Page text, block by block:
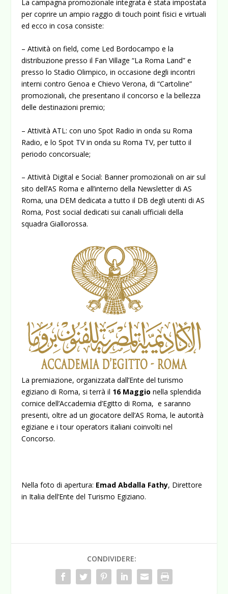
La campagna promozionale integrata è stata impostata
per coprire un ampio raggio di touch point fisici e virtuali
ed ecco in cosa consiste:
– Attività on field, come Led Bordocampo e la
distribuzione presso il Fan Village “La Roma Land” e
presso lo Stadio Olimpico, in occasione degli incontri
interni contro Genoa e Chievo Verona, di “Cartoline”
promozionali, che presentano il concorso e la bellezza
delle destinazioni premio;
– Attività ATL: con uno Spot Radio in onda su Roma
Radio, e lo Spot TV in onda su Roma TV, per tutto il
periodo concorsuale;
– Attività Digital e Social: Banner promozionali on air sul
sito dell’AS Roma e all’interno della Newsletter di AS
Roma, una DEM dedicata a tutto il DB degli utenti di AS
Roma, Post social dedicati sui canali ufficiali della
squadra Giallorossa.
La premiazione, organizzata dall’Ente del turismo
egiziano di Roma, si terrà il 16 Maggio nella splendida
cornice dell’Accademia d’Egitto di Roma, e saranno
presenti, oltre ad un giocatore dell’AS Roma, le autorità
egiziane e i tour operators italiani coinvolti nel
Concorso.
Nella foto di apertura: Emad Abdalla Fathy, Direttore
in Italia dell’Ente del Turismo Egiziano.
CONDIVIDERE: